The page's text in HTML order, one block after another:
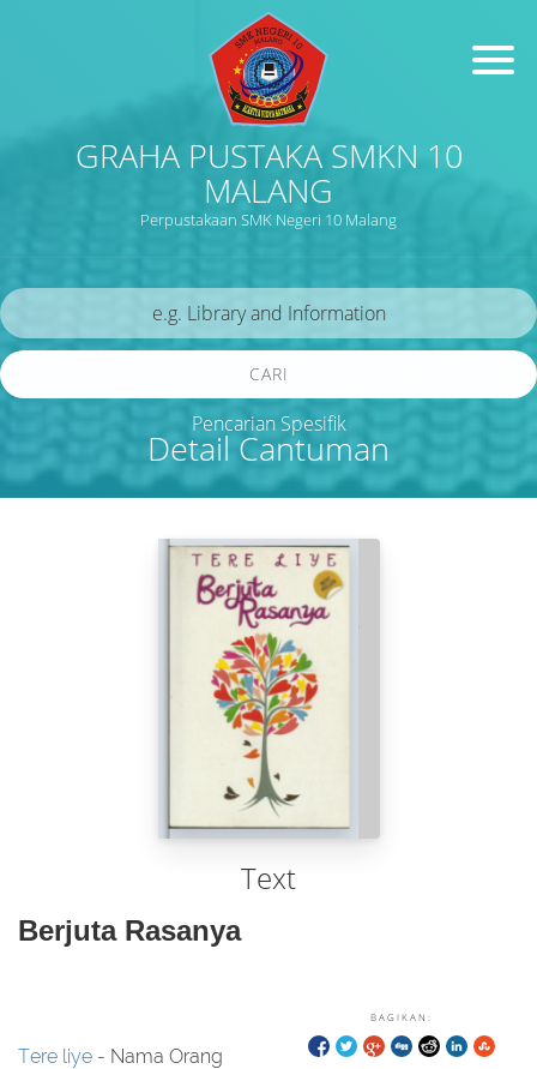
GRAHA PUSTAKA SMKN 10
MALANG
Perpustakaan SMK Negeri 10 Malang
Detail Cantuman
CARI
Pencarian Spesifik
Text
Berjuta Rasanya
BAGIKAN:
Tere liye - Nama Orang